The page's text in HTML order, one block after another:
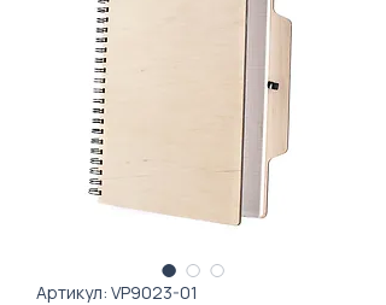
Артикул: VP9023-01